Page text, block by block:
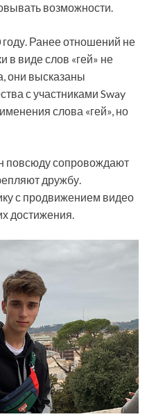
возможности.
году. Ранее отношений не
виде слов «гей» не
они высказаны
с участниками Sway
слова «гей», но
повсюду сопровождают
дружбу.
с продвижением видео
достижения.